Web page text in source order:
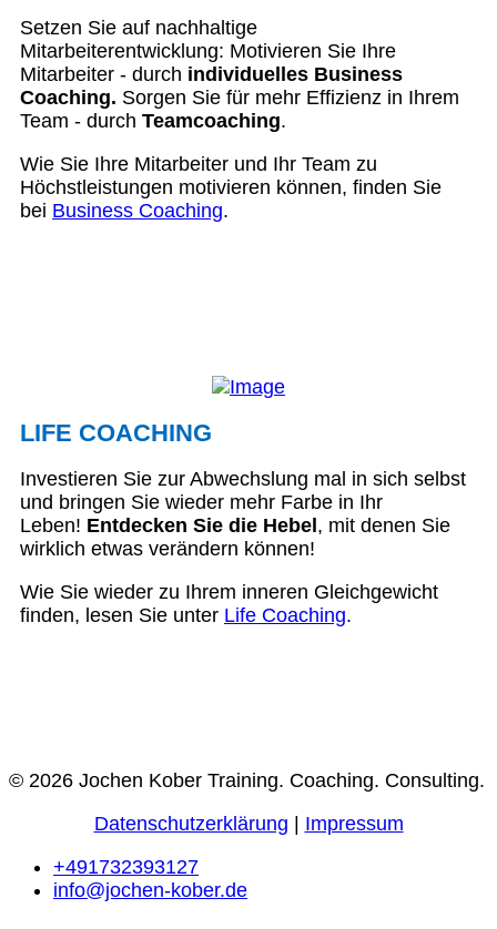
Setzen Sie auf nachhaltige
Mitarbeiterentwicklung: Motivieren Sie Ihre
Mitarbeiter - durch individuelles Business
Coaching. Sorgen Sie für mehr Effizienz in Ihrem
Team - durch Teamcoaching.
Wie Sie Ihre Mitarbeiter und Ihr Team zu
Höchstleistungen motivieren können, finden Sie
bei Business Coaching.
LIFE COACHING
Investieren Sie zur Abwechslung mal in sich selbst
und bringen Sie wieder mehr Farbe in Ihr
Leben! Entdecken Sie die Hebel , mit denen Sie
wirklich etwas verändern können!
Wie Sie wieder zu Ihrem inneren Gleichgewicht
finden, lesen Sie unter Life Coaching.
© 2026 Jochen Kober Training. Coaching. Consulting.
Datenschutzerklärung
Impressum
+491732393127
info@jochen-kober.de